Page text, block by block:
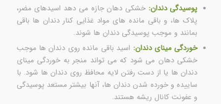
پوسیدگی دندان: خشکی دهان جازه می دهد اسیدهای مضر،
پلاک ها، و باقی مانده های مواد غذایی کنار دندان ها باقی
بمانند و موجب پوسیدگی دندان ها شوند.
خوردگی مینای دندان: اسید باقی مانده روی دندان ها موجب
خشکی دهان می شود که می تواند منجر به خوردگی مینای
دندان ها یا از دست رفتن لایه محافظ روی دندان ها شود. با
ساییده و خورده شدن دندان ها، آنها بیشتر مستعد پوسیدگی
و عفونت کانال ریشه هستند.